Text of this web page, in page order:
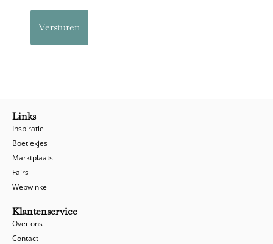
Links
Inspiratie
Boetiekjes
Marktplaats
Fairs
Webwinkel
Klantenservice
Over ons
Contact